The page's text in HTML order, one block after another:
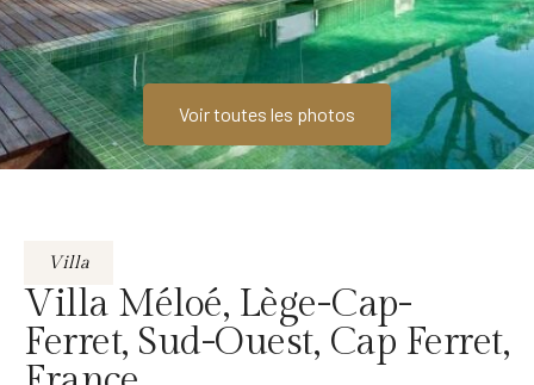
Voir toutes les photos
Villa
Villa Méloé, Lège-Cap-
Ferret, Sud-Ouest, Cap Ferret,